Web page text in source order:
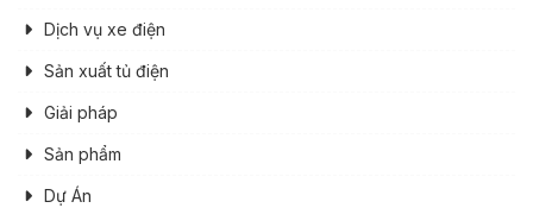
Dịch vụ xe điện
Sản xuất tủ điện
Giải pháp
Sản phẩm
Dự Án